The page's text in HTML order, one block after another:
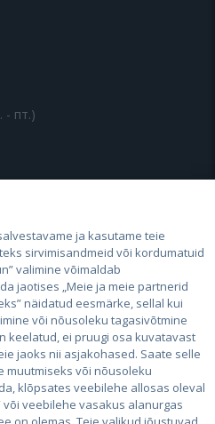
- пт.)
ja kasutame teie
sirvimisandmeid või kordumatuid
valimine võimaldab
jaotises „Meie ja meie partnerid
näidatud eesmärke, sellal kui
või nõusoleku tagasivõtmine
keelatud, ei pruugi osa kuvatavast
jaoks nii asjakohased. Saate selle
muutmiseks või nõusoleku
klõpsates veebilehe allosas oleval
või veebilehe vasakus alanurgas